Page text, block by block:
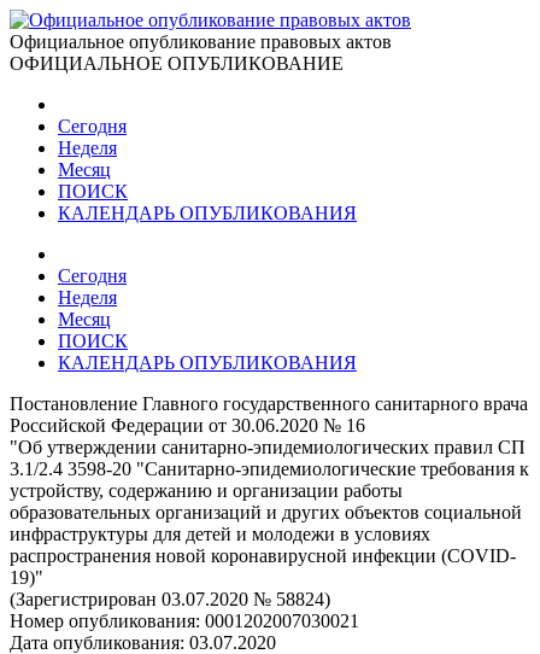
Официальное опубликование правовых актов
ОФИЦИАЛЬНОЕ ОПУБЛИКОВАНИЕ
Сегодня
Неделя
Месяц
ПОИСК
КАЛЕНДАРЬ ОПУБЛИКОВАНИЯ
Сегодня
Неделя
Месяц
ПОИСК
КАЛЕНДАРЬ ОПУБЛИКОВАНИЯ
Постановление Главного государственного санитарного врача
Российской Федерации от 30.06.2020 № 16
"Об утверждении санитарно-эпидемиологических правил СП
3.1/2.4 3598-20 "Санитарно-эпидемиологические требования к
устройству, содержанию и организации работы
образовательных организаций и других объектов социальной
инфраструктуры для детей и молодежи в условиях
распространения новой коронавирусной инфекции (COVID-
19)"
(Зарегистрирован 03.07.2020 № 58824)
Номер опубликования: 0001202007030021
Дата опубликования: 03.07.2020